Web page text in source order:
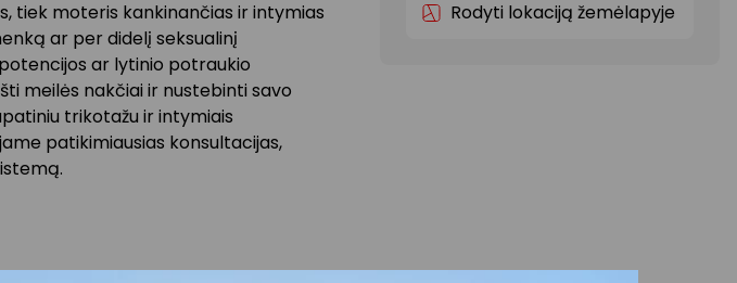
tiek moteris kankinančias ir intymias
ar per didelį seksualinį
ar lytinio potraukio
meilės nakčiai ir nustebinti savo
trikotažu ir intymiais
patikimiausias konsultacijas,
Rodyti lokaciją žemėlapyje